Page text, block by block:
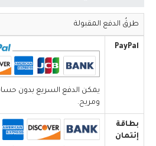
طرقُ الدفع المقبولة
PayPal
ومريح.
بطاقة
إئتمان